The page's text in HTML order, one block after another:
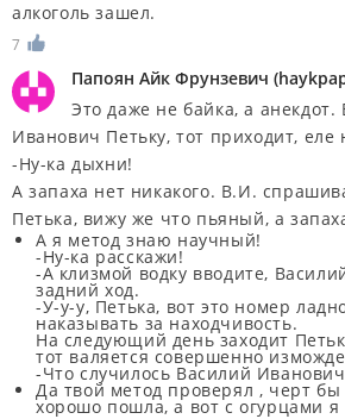
алкоголь зашел.
7
Папоян Айк Фрунзевич (
Это даже не байка, а
Иванович Петьку, тот приходит, еле
-Ну-ка дыхни!
А запаха нет никакого. В.И.
Петька, вижу же что пьяный, а
А я метод знаю научный!
-Ну-ка расскажи!
-А клизмой водку вводите,
задний ход.
-У-у-у, Петька, вот это номер
наказывать за находчивость.
На следующий день заходит
тот валяется совершенно
-Что случилось Василий
Да твой метод проверял , черт бы
хорошо пошла, а вот с огурцами я